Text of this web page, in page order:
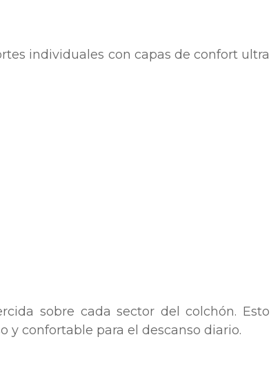
individuales con capas de confort ultra
sobre cada sector del colchón. Esto
confortable para el descanso diario.